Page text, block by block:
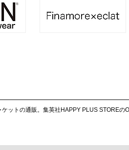
ットの通販。集英社HAPPY PLUS STORE